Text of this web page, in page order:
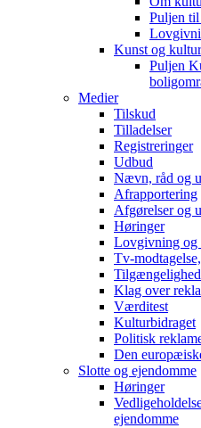
Puljen
Kunst og
Puljen
Medier
Tilskud
Tilladelser
Registreringer
Udbud
Nævn, råd og
Afrapportering
Afgørelser og
Høringer
Lovgivning og
Tv-
Tilgængelighed
Klag over
Værditest
Kulturbidraget
Politisk
Den
Slotte og ejendomme
Høringer
ejendomme